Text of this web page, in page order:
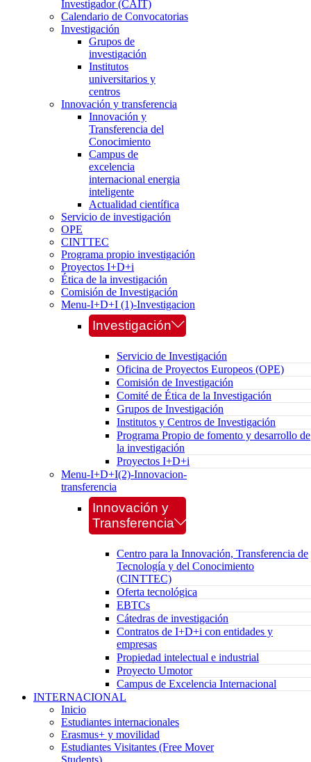
Investigador (CAIT)
Calendario de Convocatorias
Investigación
Grupos de
investigación
Institutos
universitarios y
centros
Innovación y transferencia
Innovación y
Transferencia del
Conocimiento
Campus de
excelencia
internacional energia
inteligente
Actualidad científica
Servicio de investigación
OPE
CINTTEC
Programa propio investigación
Proyectos I+D+i
Ética de la investigación
Comisión de Investigación
Menu-I+D+I (1)-Investigacion
Investigación
Servicio de Investigación
Oficina de Proyectos Europeos (OPE)
Comisión de Investigación
Comité de Ética de la Investigación
Grupos de Investigación
Institutos y Centros de Investigación
Programa Propio de fomento y desarrollo de
la investigación
Proyectos I+D+i
Menu-I+D+I(2)-Innovacion-
transferencia
Innovación y
Transferencia
Centro para la Innovación, Transferencia de
Tecnología y del Conocimiento
(CINTTEC)
Oferta tecnológica
EBTCs
Cátedras de investigación
Contratos de I+D+i con entidades y
empresas
Propiedad intelectual e industrial
Proyecto Umotor
Campus de Excelencia Internacional
INTERNACIONAL
Inicio
Estudiantes internacionales
Erasmus+ y movilidad
Estudiantes Visitantes (Free Mover
Students)